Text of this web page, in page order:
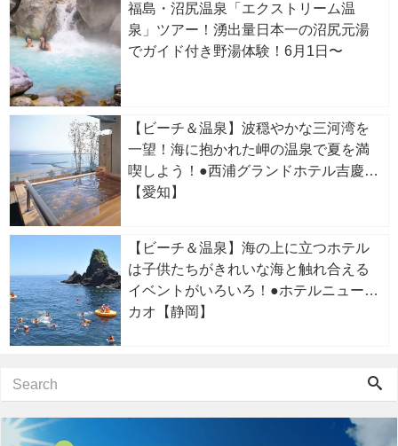
福島・沼尻温泉「エクストリーム温
泉」ツアー！湧出量日本一の沼尻元湯
でガイド付き野湯体験！6月1日〜
【ビーチ＆温泉】波穏やかな三河湾を
一望！海に抱かれた岬の温泉で夏を満
喫しよう！●西浦グランドホテル吉慶
【愛知】
【ビーチ＆温泉】海の上に立つホテル
は子供たちがきれいな海と触れ合える
イベントがいろいろ！●ホテルニューア
カオ【静岡】